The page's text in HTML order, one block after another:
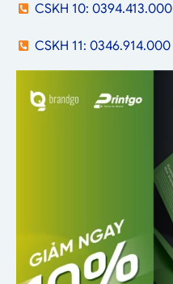
CSKH 10: 0394.413.000
CSKH 11: 0346.914.000